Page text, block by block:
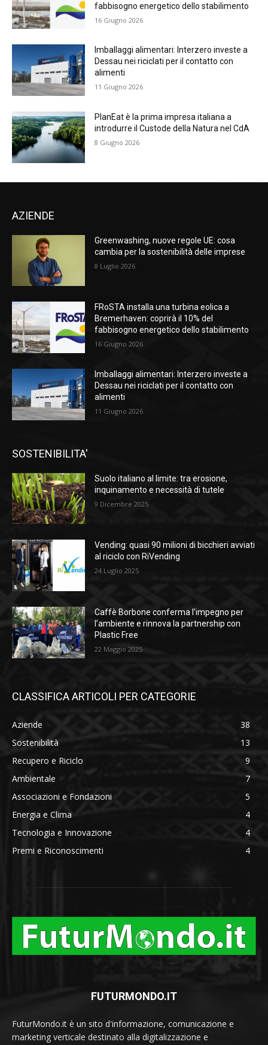
fabbisogno energetico dello stabilimento
16 Giugno 2026
Imballaggi alimentari: Interzero investe a
Dessau nei riciclati per il contatto con
alimenti
11 Giugno 2026
PlanEat è la prima impresa italiana a
introdurre il Custode della Natura nel CdA
8 Giugno 2026
AZIENDE
Greenwashing, nuove regole UE: cosa
cambia per la sostenibilità delle imprese
8 Luglio 2026
FRoSTA installa una turbina eolica a
Bremerhaven: coprirà il 10% del
fabbisogno energetico dello stabilimento
16 Giugno 2026
Imballaggi alimentari: Interzero investe a
Dessau nei riciclati per il contatto con
alimenti
11 Giugno 2026
SOSTENIBILITA'
Suolo italiano al limite: tra erosione,
inquinamento e necessità di tutele
9 Dicembre 2025
Vending: quasi 90 milioni di bicchieri avviati
al riciclo con RiVending
24 Luglio 2025
Caffè Borbone conferma l’impegno per
l’ambiente e rinnova la partnership con
Plastic Free
22 Maggio 2025
CLASSIFICA ARTICOLI PER CATEGORIE
Aziende
38
Sostenibilità
13
Recupero e Riciclo
9
Ambientale
7
Associazioni e Fondazioni
5
Energia e Clima
4
Tecnologia e Innovazione
4
Premi e Riconoscimenti
4
FUTURMONDO.IT
FuturMondo.it è un sito d'informazione, comunicazione e
marketing verticale destinato alla digitalizzazione e